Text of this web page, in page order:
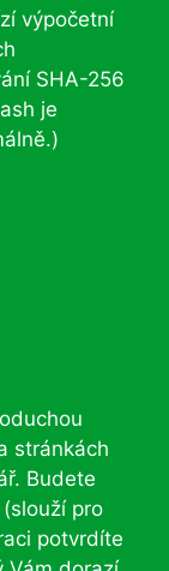
výpočetní
SHA-256
je
stránkách
Budete
pro
potvrdíte